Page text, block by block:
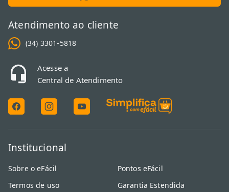
Atendimento ao cliente
(34) 3301-5818
Acesse a
Central de Atendimento
Institucional
Sobre o eFácil
Termos de uso
Pontos eFácil
Garantia Estendida